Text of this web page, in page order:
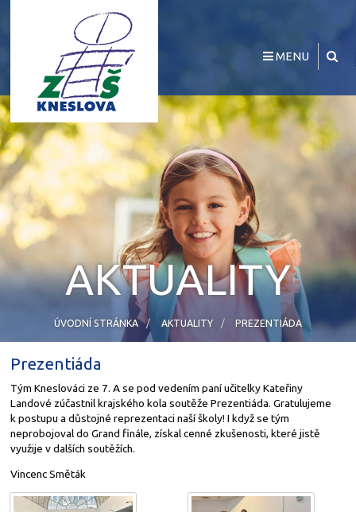
MENU
AKTUALITY
ÚVODNÍ STRÁNKA AKTUALITY PREZENTIÁDA
Prezentiáda
Tým Kneslováci ze 7. A se pod vedením paní učitelky Kateřiny
Landové zúčastnil krajského kola soutěže Prezentiáda. Gratulujeme
k postupu a důstojné reprezentaci naší školy! I když se tým
neprobojoval do Grand finále, získal cenné zkušenosti, které jistě
využije v dalších soutěžích.
Vincenc Směták